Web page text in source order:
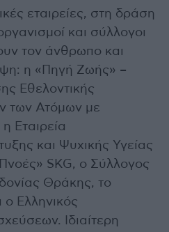
εταιρείες, στη δράση
και σύλλογοι
τον άνθρωπο και
η «Πηγή Ζωής» –
Εθελοντικής
των Ατόμων με
Εταιρεία
και Ψυχικής Υγείας
SKG, ο Σύλλογος
Θράκης, το
Ελληνικός
Ιδιαίτερη